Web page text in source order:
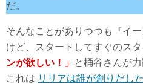
だ。
そんなことがありつつも『イ
けど、スタートしてすぐのス
ンが欲しい！」 と桶谷さんが力
これは リリアは誰が創りだし